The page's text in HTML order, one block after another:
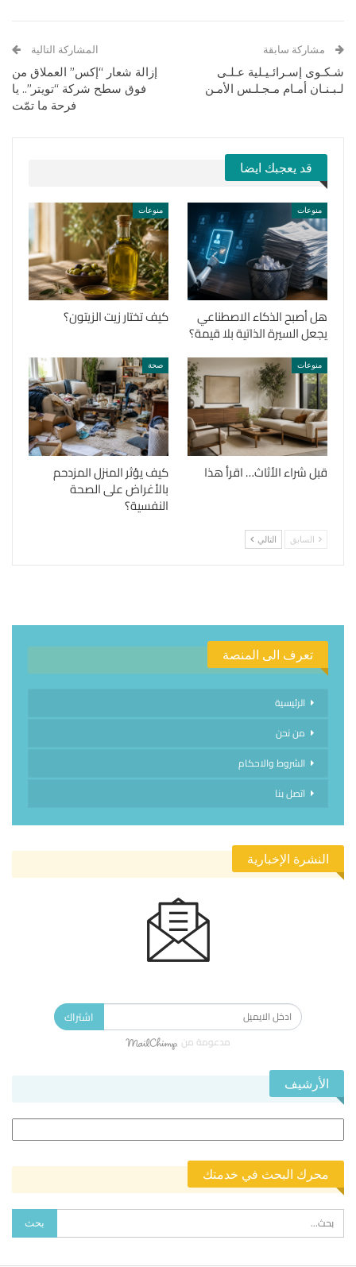
مشاركة سابقة
شـكـوى إسـرائـيـلية عـلـى
لـبـنـان أمـام مـجـلـس الأمـن
المشاركة التالية
إزالة شعار “إكس” العملاق من
فوق سطح شركة “تويتر”.. يا
فرحة ما تمّت
قد يعجبك ايضا
منوعات
هل أصبح الذكاء الاصطناعي
يجعل السيرة الذاتية بلا قيمة؟
منوعات
كيف تختار زيت الزيتون؟
منوعات
قبل شراء الأثاث… اقرأ هذا
صحة
كيف يؤثر المنزل المزدحم
بالأغراض على الصحة
النفسية؟
السابق التالي
تعرف الى المنصة
الرئيسية
من نحن
الشروط والاحكام
اتصل بنا
النشرة الإخبارية
اشتراك
مدعومة من
الأرشيف
محرك البحث في خدمتك